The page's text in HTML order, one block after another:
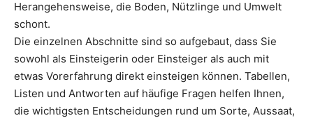
Herangehensweise, die Boden, Nützlinge und Umwelt
schont.
Die einzelnen Abschnitte sind so aufgebaut, dass Sie
sowohl als Einsteigerin oder Einsteiger als auch mit
etwas Vorerfahrung direkt einsteigen können. Tabellen,
Listen und Antworten auf häufige Fragen helfen Ihnen,
die wichtigsten Entscheidungen rund um Sorte, Aussaat,